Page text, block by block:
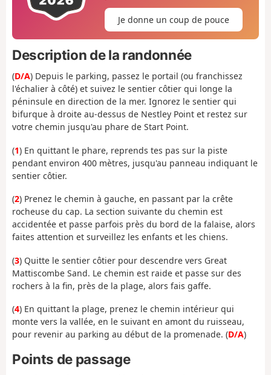
Je donne un coup de pouce
Description de la randonnée
(D/A) Depuis le parking, passez le portail (ou franchissez
l'échalier à côté) et suivez le sentier côtier qui longe la
péninsule en direction de la mer. Ignorez le sentier qui
bifurque à droite au-dessus de Nestley Point et restez sur
votre chemin jusqu'au phare de Start Point.
(1) En quittant le phare, reprends tes pas sur la piste
pendant environ 400 mètres, jusqu'au panneau indiquant le
sentier côtier.
(2) Prenez le chemin à gauche, en passant par la crête
rocheuse du cap. La section suivante du chemin est
accidentée et passe parfois près du bord de la falaise, alors
faites attention et surveillez les enfants et les chiens.
(3) Quitte le sentier côtier pour descendre vers Great
Mattiscombe Sand. Le chemin est raide et passe sur des
rochers à la fin, près de la plage, alors fais gaffe.
(4) En quittant la plage, prenez le chemin intérieur qui
monte vers la vallée, en le suivant en amont du ruisseau,
pour revenir au parking au début de la promenade. (D/A)
Points de passage